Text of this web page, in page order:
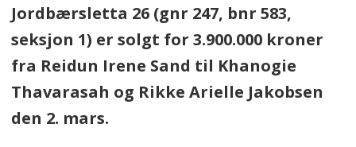
Jordbærsletta 26 (gnr 247, bnr 583,
seksjon 1) er solgt for 3.900.000 kroner
fra Reidun Irene Sand til Khanogie
Thavarasah og Rikke Arielle Jakobsen
den 2. mars.